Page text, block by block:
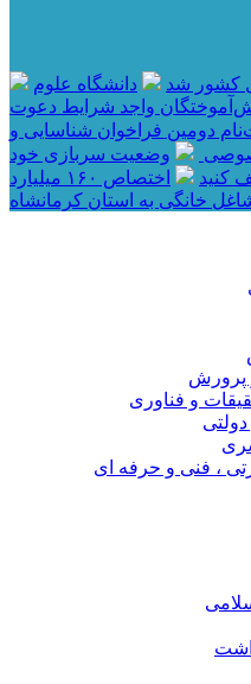
کشور شد
دانشگاه علوم
واجد شرایط دعوت
دومین فراخوان شناسایی و
وضعیت سربازی خود
کنید
اختصاص ۱۶۰ میلیارد
خانگی به استان کرمانشاه
پرورش
و فناوری
، فنی و حرفه ای